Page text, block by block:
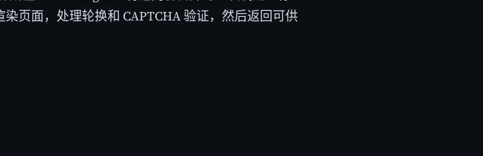
页面，处理轮换和 CAPTCHA 验证，然后返回可供